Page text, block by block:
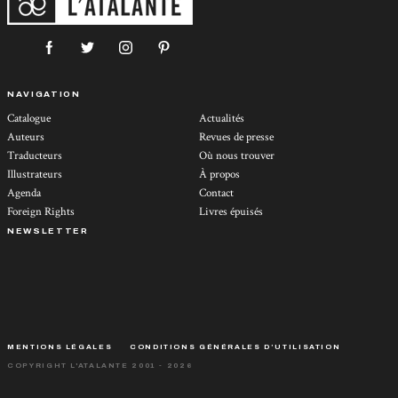
NAVIGATION
Catalogue
Auteurs
Traducteurs
Illustrateurs
Agenda
Foreign Rights
Actualités
Revues de presse
Où nous trouver
À propos
Contact
Livres épuisés
NEWSLETTER
MENTIONS LÉGALES CONDITIONS GÉNÉRALES D’UTILISATION
COPYRIGHT L'ATALANTE 2001 - 2026